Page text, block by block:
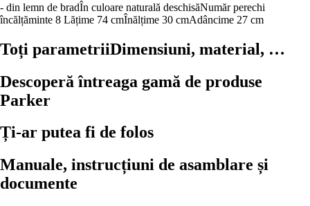
- din lemn de bradÎn culoare naturală deschisăNumăr perechi
încălțăminte 8 Lățime 74 cmÎnălțime 30 cmAdâncime 27 cm
Toți parametriiDimensiuni, material, …
Descoperă întreaga gamă de produse
Parker
Ți-ar putea fi de folos
Manuale, instrucțiuni de asamblare și
documente